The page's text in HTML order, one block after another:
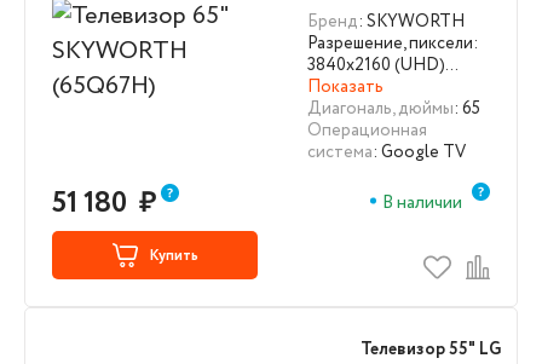
Бренд: SKYWORTH
Разрешение, пиксели:
3840х2160 (UHD)…
Показать
Диагональ, дюймы: 65
Операционная
система: Google TV
51 180 ₽ В наличии
Купить
Телевизор 55" LG